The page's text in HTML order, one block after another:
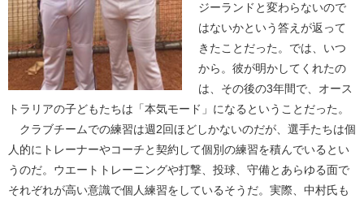
ジーランドと変わらないので
はないかという答えが返って
きたことだった。では、いつ
から。彼が明かしてくれたの
は、その後の3年間で、オース
トラリアの子どもたちは「本気モード」になるということだった。
クラブチームでの練習は週2回ほどしかないのだが、選手たちは個
人的にトレーナーやコーチと契約して個別の練習を積んでいるとい
うのだ。ウエートトレーニングや打撃、投球、守備とあらゆる面で
それぞれが高い意識で個人練習をしているそうだ。実際、中村氏も